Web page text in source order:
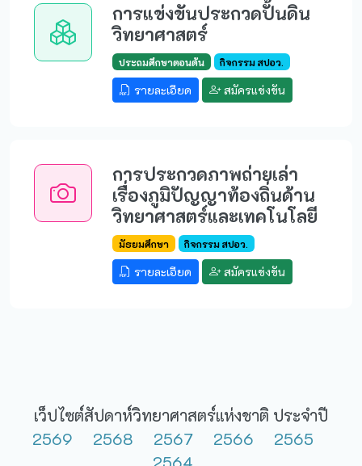
การแข่งขันประกวดปั้นดิน
วิทยาศาสตร์
ประถมศึกษาตอนต้น กิจกรรม สปอว.
รายละเอียด สมัครแข่งขัน
การประกวดภาพถ่ายเล่า
เรื่องภูมิปัญญาท้องถิ่นด้าน
วิทยาศาสตร์และเทคโนโลยี
มัธยมศึกษา กิจกรรม สปอว.
รายละเอียด สมัครแข่งขัน
เว็ปไซต์สัปดาห์วิทยาศาสตร์แห่งชาติ​ ประจำปี
2569
2568 2567 2566
2565
2564